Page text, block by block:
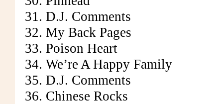
31. D.J. Comments
32. My Back Pages
33. Poison Heart
34. We’re A Happy Family
35. D.J. Comments
36. Chinese Rocks